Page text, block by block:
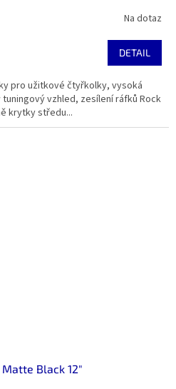
Na dotaz
DETAIL
pro užitkové čtyřkolky, vysoká
vzhled, zesílení ráfků Rock
krytky středu...
Matte Black 12"